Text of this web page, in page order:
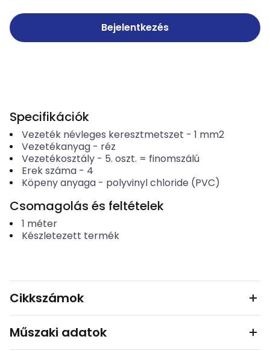
Bejelentkezés
Specifikációk
Vezeték névleges keresztmetszet - 1 mm2
Vezetékanyag- réz
Vezetékosztály- 5. oszt. = finomszálú
Erek száma- 4
Köpeny anyaga- polyvinyl chloride (PVC)
Csomagolás és feltételek
1 méter
Készletezett termék
Cikkszámok
Műszaki adatok